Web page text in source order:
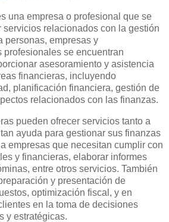
una empresa o profesional que se
relacionados con la gestión
personas, empresas y
profesionales se encuentran
asesoramiento y asistencia
financieras, incluyendo
planificación financiera, gestión de
relacionados con las finanzas.
pueden ofrecer servicios tanto a
ayuda para gestionar sus finanzas
empresas que necesitan cumplir con
y financieras, elaborar informes
entre otros servicios. También
y presentación de
optimización fiscal, y en
en la toma de decisiones
y estratégicas.